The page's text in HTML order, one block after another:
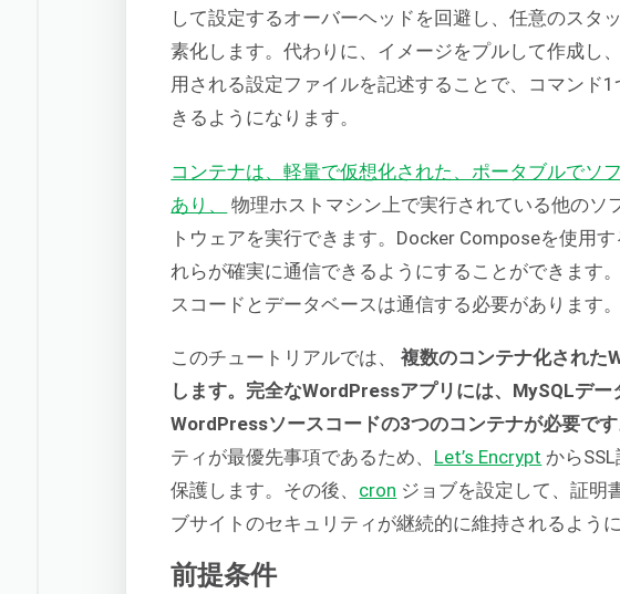
して設定するオーバーヘッドを回避し、任意のスタ
素化します。代わりに、イメージをプルして作成し
用される設定ファイルを記述することで、コマンド
きるようになります。
コンテナは、軽量で仮想化された、ポータブルでソ
あり、
物理ホストマシン上で実行されている他のソ
トウェアを実行できます。Docker Composeを使用
れらが確実に通信できるようにすることができます
スコードとデータベースは通信する必要があります。
このチュートリアルでは、
複数のコンテナ化された
します。完全なWordPressアプリには、MySQLデー
WordPressソースコードの3つのコンテナが必要です
ティが最優先事項であるため、 Let’s Encrypt から
保護します。その後、 cron ジョブを設定して、証明
ブサイトのセキュリティが継続的に維持されるように
前提条件